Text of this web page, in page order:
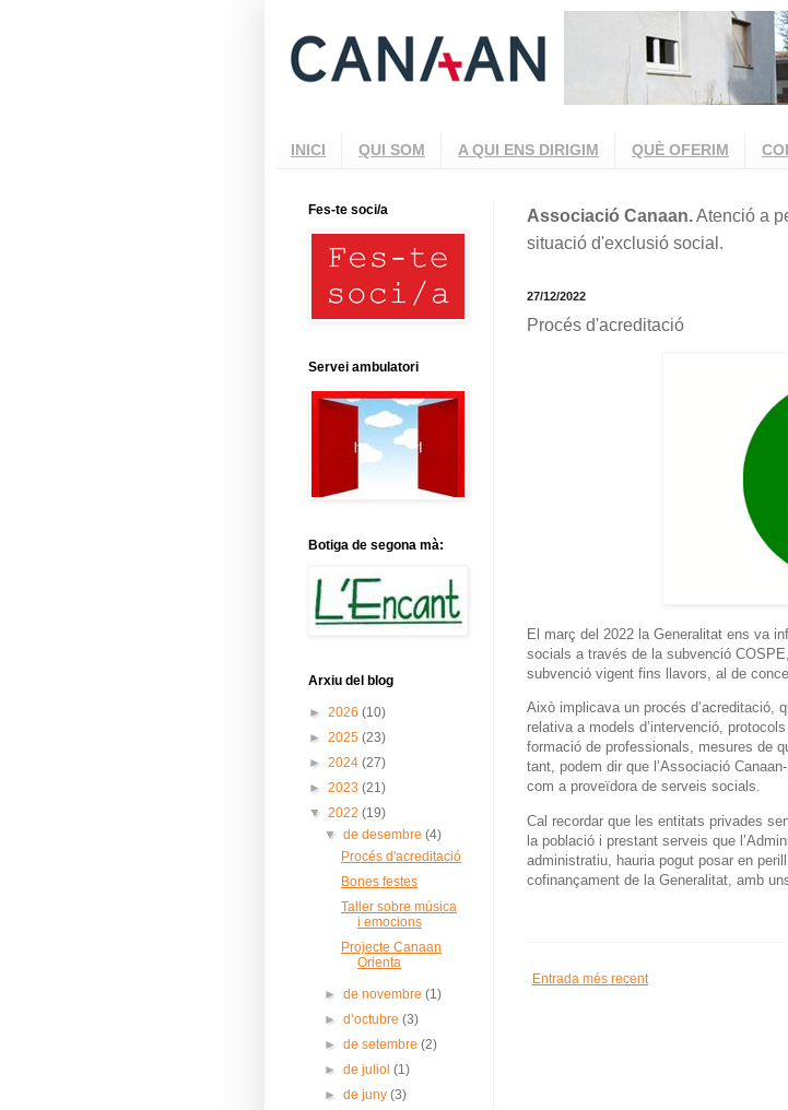
INICI QUI SOM A QUI ENS DIRIGIM QUÈ OFERIM
Associació Canaan.Atenció a
situació d'exclusió social.
27/12/2022
Procés d'acreditació
El març del 2022 la Generalitat ens va
socials a través de la subvenció
subvenció vigent fins llavors, al de
Això implicava un procés d’acreditació,
relativa a models d’intervenció,
formació de professionals, mesures de
tant, podem dir que l’Associació
com a proveïdora de serveis socials.
Cal recordar que les entitats privades
la població i prestant serveis que
administratiu, hauria pogut posar en
cofinançament de la Generalitat, amb
Entrada més recent
Fes-te soci/a
Servei ambulatori
Botiga de segona mà:
Arxiu del blog
► 2026 (10)
► 2025 (23)
► 2024 (27)
► 2023 (21)
▼ 2022 (19)
▼de desembre(4)
Procés d'acreditació
Bones festes
Taller sobre música
i emocions
Projecte Canaan
Orienta
►de novembre(1)
►d’octubre(3)
►de setembre(2)
►de juliol(1)
►de juny(3)